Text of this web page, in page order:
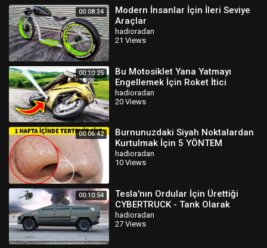
00:08:34
Modern İnsanlar İçin İleri Seviye
Araçlar
hadioradan
21 Views
00:10:25
Bu Motosiklet Yana Yatmayı
Engellemek İçin Roket İtici
Kullanıyor
hadioradan
20 Views
00:06:42
Burnunuzdaki Siyah Noktalardan
Kurtulmak İçin 5 YÖNTEM
hadioradan
10 Views
00:10:54
Tesla'nın Ordular İçin Ürettiği
CYBERTRUCK - Tank Olarak
Kullanılabilir !
hadioradan
27 Views